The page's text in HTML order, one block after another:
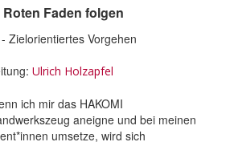
Roten Faden folgen
Zielorientiertes Vorgehen
Ulrich Holzapfel
ich mir das HAKOMI
aneigne und bei meinen
umsetze, wird sich